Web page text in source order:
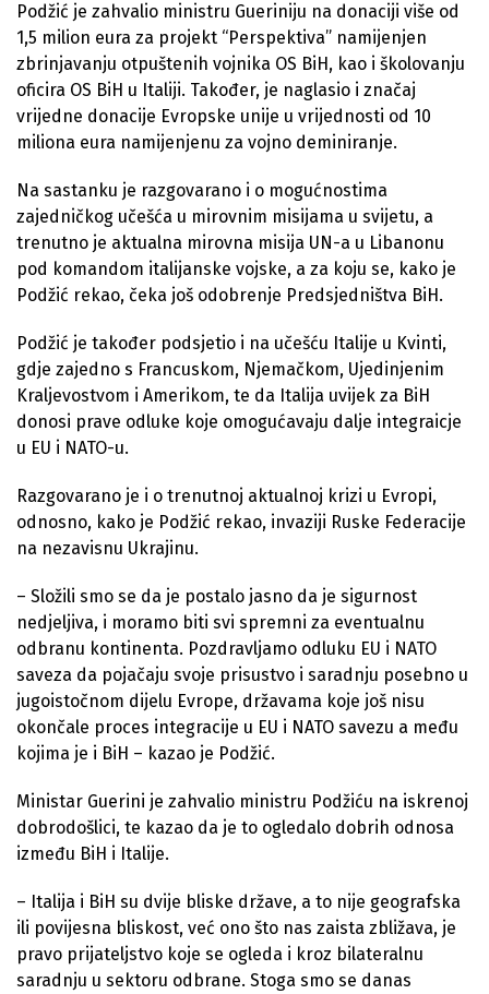
Podžić je zahvalio ministru Gueriniju na donaciji više od
1,5 milion eura za projekt “Perspektiva” namijenjen
zbrinjavanju otpuštenih vojnika OS BiH, kao i školovanju
oficira OS BiH u Italiji. Također, je naglasio i značaj
vrijedne donacije Evropske unije u vrijednosti od 10
miliona eura namijenjenu za vojno deminiranje.
Na sastanku je razgovarano i o mogućnostima
zajedničkog učešća u mirovnim misijama u svijetu, a
trenutno je aktualna mirovna misija UN-a u Libanonu
pod komandom italijanske vojske, a za koju se, kako je
Podžić rekao, čeka još odobrenje Predsjedništva BiH.
Podžić je također podsjetio i na učešću Italije u Kvinti,
gdje zajedno s Francuskom, Njemačkom, Ujedinjenim
Kraljevostvom i Amerikom, te da Italija uvijek za BiH
donosi prave odluke koje omogućavaju dalje integraicje
u EU i NATO-u.
Razgovarano je i o trenutnoj aktualnoj krizi u Evropi,
odnosno, kako je Podžić rekao, invaziji Ruske Federacije
na nezavisnu Ukrajinu.
– Složili smo se da je postalo jasno da je sigurnost
nedjeljiva, i moramo biti svi spremni za eventualnu
odbranu kontinenta. Pozdravljamo odluku EU i NATO
saveza da pojačaju svoje prisustvo i saradnju posebno u
jugoistočnom dijelu Evrope, državama koje još nisu
okončale proces integracije u EU i NATO savezu a među
kojima je i BiH – kazao je Podžić.
Ministar Guerini je zahvalio ministru Podžiću na iskrenoj
dobrodošlici, te kazao da je to ogledalo dobrih odnosa
između BiH i Italije.
– Italija i BiH su dvije bliske države, a to nije geografska
ili povijesna bliskost, već ono što nas zaista zbližava, je
pravo prijateljstvo koje se ogleda i kroz bilateralnu
saradnju u sektoru odbrane. Stoga smo se danas